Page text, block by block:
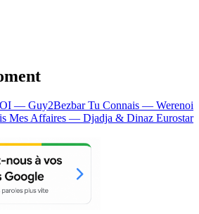
— Guy2BezbarTu Connais — Werenoi
Mes Affaires — Djadja & Dinaz Eurostar